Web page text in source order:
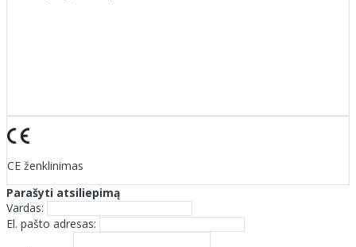
CE ženklinimas
Parašyti atsiliepimą
Vardas:
El. pašto adresas: